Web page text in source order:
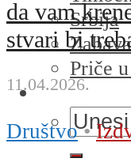
Srbija
Zabava
Priče
da vam
stvari bi
11.04.2026.
Društvo •